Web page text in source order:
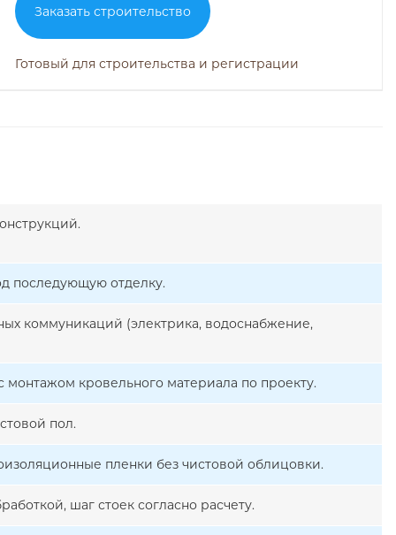
Заказать строительство
Готовый для строительства и регистрации
последующую отделку.
коммуникаций (электрика, водоснабжение,
кровельного материала по проекту.
пол.
пленки без чистовой облицовки.
шаг стоек согласно расчету.